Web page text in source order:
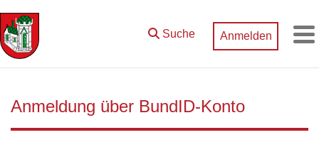
Zum Hauptinhalt springen
Suche
Anmelden
Anmeldung über BundID-Konto